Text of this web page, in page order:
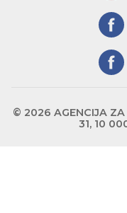
© 2026 AGENCIJA ZA
31, 10